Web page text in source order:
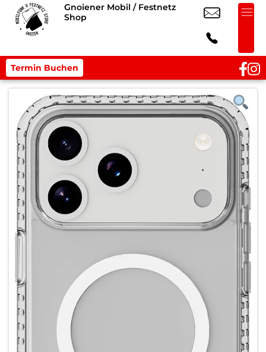
Gnoiener Mobil / Festnetz
Shop
Termin Buchen